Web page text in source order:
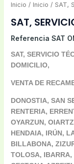
Inicio / Inicio / SAT,
SAT,
Referencia SAT
SAT, SERVICIO
DOMICILIO,
VENTA DE
DONOSTIA, SAN
RENTERIA,
OYARZUN,
HENDAIA, IRÚN,
BILLABONA,
TOLOSA,